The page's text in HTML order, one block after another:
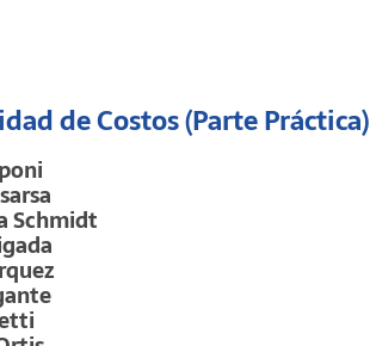
de Costos (Parte Práctica)
Schmidt